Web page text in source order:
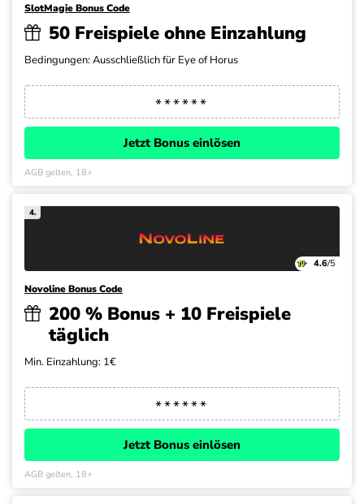
SlotMagie Bonus Code
50 Freispiele ohne Einzahlung
Bedingungen: Ausschließlich für Eye of Horus
Jetzt Bonus einlösen
AGB gelten, 18+
4.
4.6/5
Novoline Bonus Code
200 % Bonus + 10 Freispiele
täglich
Min. Einzahlung: 1€
Jetzt Bonus einlösen
AGB gelten, 18+